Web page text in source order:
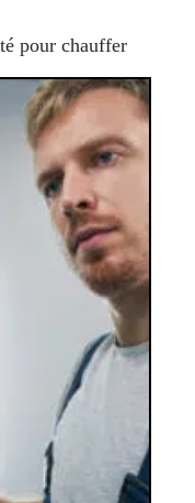
pour chauffer